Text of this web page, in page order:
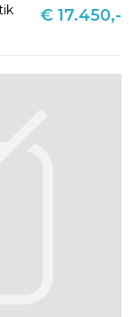
€ 17.450,-